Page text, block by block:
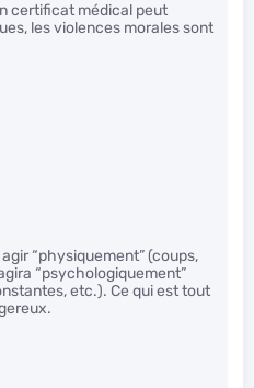
certificat médical peut
les violences morales sont
“physiquement” (coups,
“psychologiquement”
etc.). Ce qui est tout